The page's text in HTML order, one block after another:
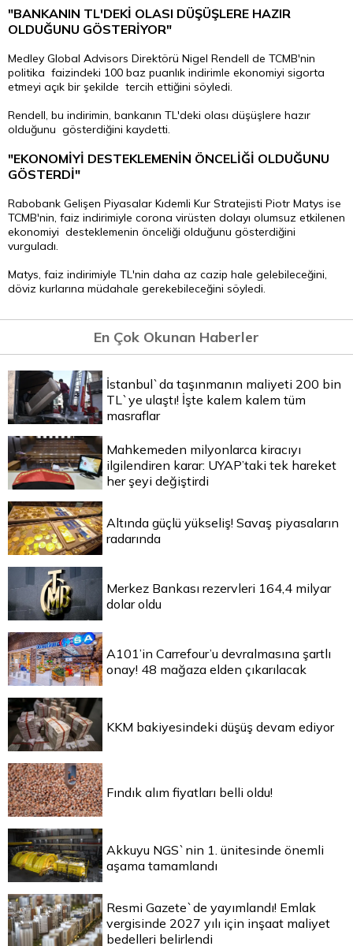
"BANKANIN TL'DEKİ OLASI DÜŞÜŞLERE HAZIR
OLDUĞUNU GÖSTERİYOR"
Medley Global Advisors Direktörü Nigel Rendell de TCMB'nin
politika faizindeki 100 baz puanlık indirimle ekonomiyi sigorta
etmeyi açık bir şekilde tercih ettiğini söyledi.
Rendell, bu indirimin, bankanın TL'deki olası düşüşlere hazır
olduğunu gösterdiğini kaydetti.
"EKONOMİYİ DESTEKLEMENİN ÖNCELİĞİ OLDUĞUNU
GÖSTERDİ"
Rabobank Gelişen Piyasalar Kıdemli Kur Stratejisti Piotr Matys ise
TCMB'nin, faiz indirimiyle corona virüsten dolayı olumsuz etkilenen
ekonomiyi desteklemenin önceliği olduğunu gösterdiğini
vurguladı.
Matys, faiz indirimiyle TL'nin daha az cazip hale gelebileceğini,
döviz kurlarına müdahale gerekebileceğini söyledi.
En Çok Okunan Haberler
İstanbul`da taşınmanın maliyeti 200 bin
TL`ye ulaştı! İşte kalem kalem tüm
masraflar
Mahkemeden milyonlarca kiracıyı
ilgilendiren karar: UYAP’taki tek hareket
her şeyi değiştirdi
Altında güçlü yükseliş! Savaş piyasaların
radarında
Merkez Bankası rezervleri 164,4 milyar
dolar oldu
A101’in Carrefour’u devralmasına şartlı
onay! 48 mağaza elden çıkarılacak
KKM bakiyesindeki düşüş devam ediyor
Fındık alım fiyatları belli oldu!
Akkuyu NGS`nin 1. ünitesinde önemli
aşama tamamlandı
Resmi Gazete`de yayımlandı! Emlak
vergisinde 2027 yılı için inşaat maliyet
bedelleri belirlendi